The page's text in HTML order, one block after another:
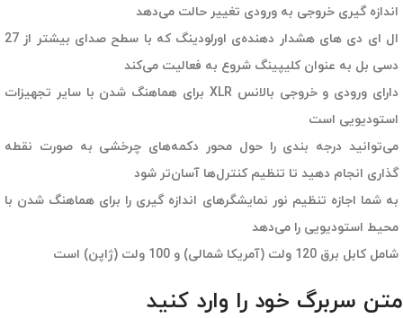
اندازه گیری خروجی به ورودی تغییر حالت می‌دهد
ال ای دی های هشدار دهنده‌ی اورلودینگ که با سطح صدای بیشتر از 27
دسی بل به عنوان کلیپینگ شروع به فعالیت می‌کند
دارای ورودی و خروجی بالانس XLR برای هماهنگ شدن با سایر تجهیزات
استودیویی است
می‌توانید درجه بندی را حول محور دکمه‌های چرخشی به صورت نقطه
گذاری انجام دهید تا تنظیم کنترل‌ها آسان‌تر شود
به شما اجازه تنظیم نور نمایشگرهای اندازه گیری را برای هماهنگ شدن با
محیط استودیویی را می‌دهد
شامل کابل برق 120 ولت (آمریکا شمالی) و 100 ولت (ژاپن) است
متن سربرگ خود را وارد کنید